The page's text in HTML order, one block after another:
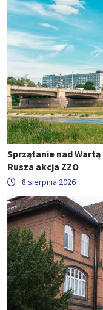
Sprzątanie nad
Rusza akcja ZZO
8 sierpnia 2026